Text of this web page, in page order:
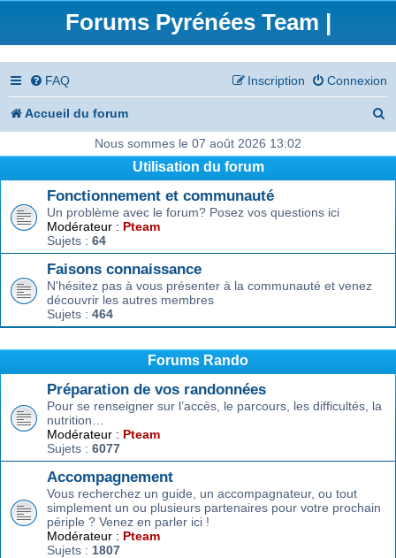
Forums Pyrénées Team |
FAQ Connexion
Inscription
Accueil du forum
e
Nous sommes le 07 août 2026 13:02
Utilisation du forum
Fonctionnement et communauté
Un problème avec le forum? Posez vos questions ici
Modérateur : Pteam
Sujets : 64
Faisons connaissance
N'hésitez pas à vous présenter à la communauté et venez
découvrir les autres membres
Sujets : 464
Forums Rando
Préparation de vos randonnées
Pour se renseigner sur l’accès, le parcours, les difficultés, la
nutrition…
Modérateur : Pteam
Sujets : 6077
Accompagnement
Vous recherchez un guide, un accompagnateur, ou tout
simplement un ou plusieurs partenaires pour votre prochain
périple ? Venez en parler ici !
Modérateur : Pteam
Sujets : 1807